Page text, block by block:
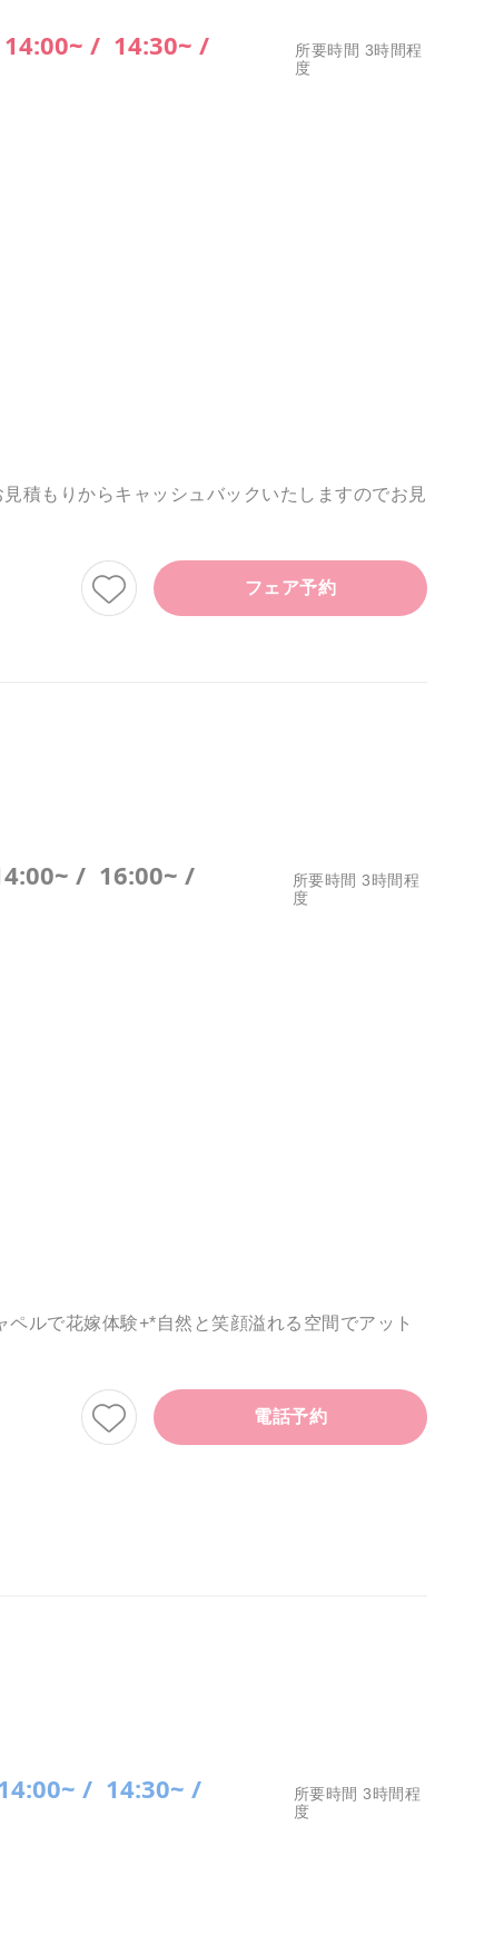
14:00~ / 14:30~ /
所要時間 3時間程
度
積もりからキャッシュバックいたしますのでお見
フェア予約
/ 16:00~ /
所要時間 3時間程
度
ルで花嫁体験+*自然と笑顔溢れる空間でアット
電話予約
/ 14:30~ /
所要時間 3時間程
度